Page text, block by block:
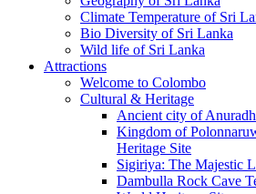
Climate Temperature of Sri
Bio Diversity of Sri Lanka
Wild life of Sri Lanka
Attractions
Welcome to Colombo
Cultural & Heritage
Ancient city of
Kingdom of
Heritage Site
Sigiriya: The Majestic
Dambulla Rock Cave